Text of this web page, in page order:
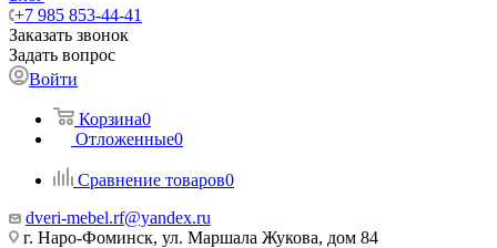
+7 985 853-44-41
Заказать звонок
Задать вопрос
Войти
Корзина0
Отложенные0
Сравнение товаров0
dveri-mebel.rf@yandex.ru
г. Наро-Фоминск, ул. Маршала Жукова, дом 84